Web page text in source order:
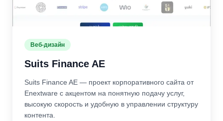
Веб-дизайн
Suits Finance AE
Suits Finance AE — проект корпоративного сайта от
Enextware с акцентом на понятную подачу услуг,
высокую скорость и удобную в управлении структуру
контента.